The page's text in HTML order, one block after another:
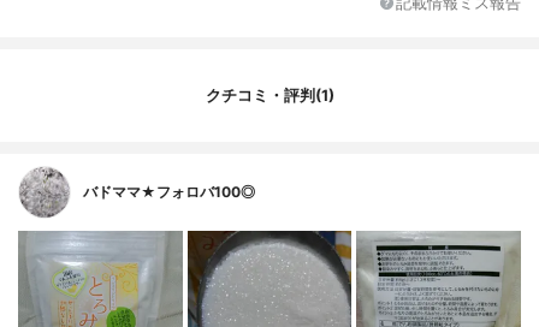
クチコミ・評判(1)
バドママ★フォロバ100◎